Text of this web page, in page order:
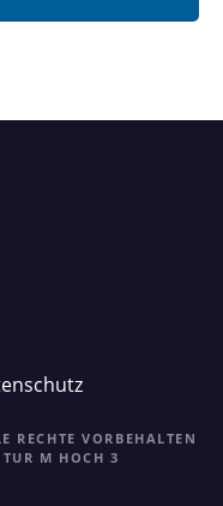
RECHTE VORBEHALTEN
M HOCH 3